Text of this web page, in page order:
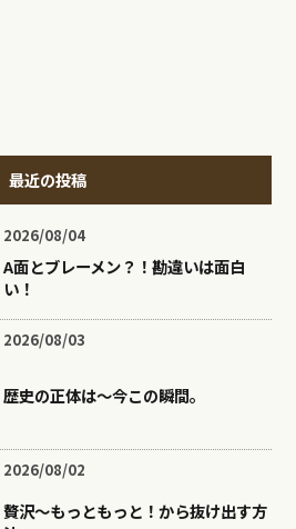
最近の投稿
2026/08/04
A面とブレーメン？！勘違いは面白
い！
2026/08/03
歴史の正体は〜今この瞬間。
2026/08/02
贅沢〜もっともっと！から抜け出す方